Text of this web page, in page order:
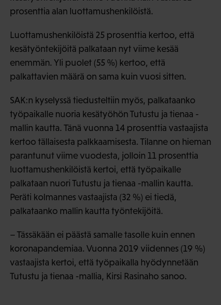
prosenttia alan luottamushenkilöistä.
Luottamushenkilöistä 25 prosenttia kertoo, että
kesätyöntekijöitä palkataan nyt viime kesää
enemmän. Yli puolet (55 %) kertoo, että
palkattavien määrä on sama kuin vuosi sitten.
SAK:n kyselyssä tiedusteltiin myös, palkataanko
työpaikalle nuoria kesätyöhön Tutustu ja tienaa -
mallin kautta. Tänä vuonna 14 prosenttia vastaajista
kertoo tällaisesta palkkaamisesta. Tilanne on hieman
parantunut viime vuodesta, jolloin 11 prosenttia
luottamushenkilöistä kertoi, että työpaikalle
palkataan nuori Tutustu ja tienaa -mallin kautta.
Peräti kolmannes vastaajista (32 %) ei tiedä,
palkataanko mallin kautta työntekijöitä.
– Tässäkään ei päästä samalle tasolle kuin ennen
koronapandemiaa. Vuonna 2019 viidennes (19 %)
vastaajista kertoi, että työpaikalla hyödynnetään
Tutustu ja tienaa -mallia, Kirsi Rasinaho sanoo.